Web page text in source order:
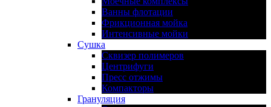
Ванны флотации
Фрикционная мойка
Интенсивные мойки
Сушка
Сквизер полимеров
Центрифуги
Пресс отжимы
Компакторы
Грануляция